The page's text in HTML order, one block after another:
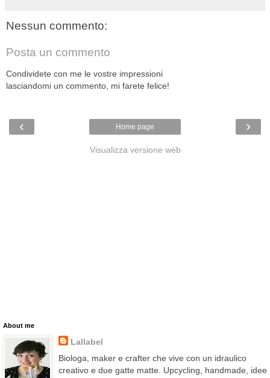
Nessun commento:
Posta un commento
Condividete con me le vostre impressioni
lasciandomi un commento, mi farete felice!
‹ ›
Home page
Visualizza versione web
About me
Lallabel
Biologa, maker e crafter che vive con un idraulico
creativo e due gatte matte. Upcycling, handmade, idee